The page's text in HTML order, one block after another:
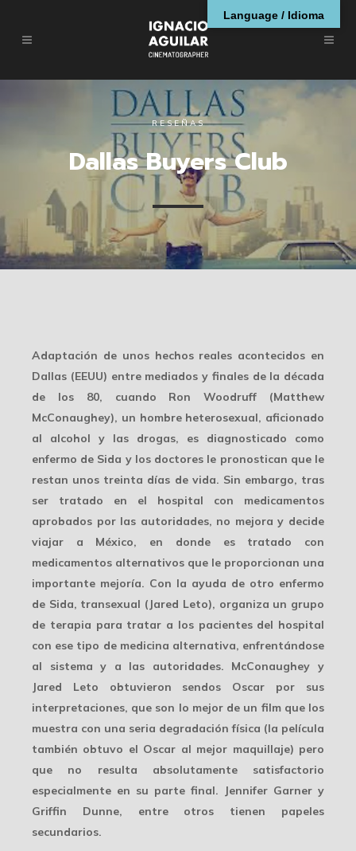
RESEÑAS
Dallas Buyers Club
Adaptación de unos hechos reales acontecidos en
Dallas (EEUU) entre mediados y finales de la década
de los 80, cuando Ron Woodruff (Matthew
McConaughey), un hombre heterosexual, aficionado
al alcohol y las drogas, es diagnosticado como
enfermo de Sida y los doctores le pronostican que le
restan unos treinta días de vida. Sin embargo, tras
ser tratado en el hospital con medicamentos
aprobados por las autoridades, no mejora y decide
viajar a México, en donde es tratado con
medicamentos alternativos que le proporcionan una
importante mejoría. Con la ayuda de otro enfermo
de Sida, transexual (Jared Leto), organiza un grupo
de terapia para tratar a los pacientes del hospital
con ese tipo de medicina alternativa, enfrentándose
al sistema y a las autoridades. McConaughey y
Jared Leto obtuvieron sendos Oscar por sus
interpretaciones, que son lo mejor de un film que los
muestra con una seria degradación física (la película
también obtuvo el Oscar al mejor maquillaje) pero
que no resulta absolutamente satisfactorio
especialmente en su parte final. Jennifer Garner y
Griffin Dunne, entre otros tienen papeles
secundarios.
Language / Idioma